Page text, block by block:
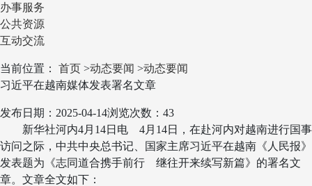
办事服务
公共资源
互动交流
当前位置： 首页 >动态要闻 >动态要闻
习近平在越南媒体发表署名文章
发布日期：2025-04-14浏览次数：43
新华社河内4月14日电 4月14日，在赴河内对越南进行国事
访问之际，中共中央总书记、国家主席习近平在越南《人民报》
发表题为《志同道合携手前行 继往开来续写新篇》的署名文
章。文章全文如下：